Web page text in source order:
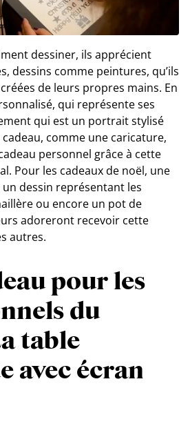
dessiner, ils apprécient
dessins comme peintures, qu’ils
de leurs propres mains. En
qui représente ses
qui est un portrait stylisé
comme une caricature,
personnel grâce à cette
Pour les cadeaux de noël, une
dessin représentant les
ou encore un pot de
adoreront recevoir cette
autres.
pour les
du
table
avec écran